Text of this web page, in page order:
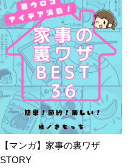
【マンガ】家事の裏ワザ
STORY